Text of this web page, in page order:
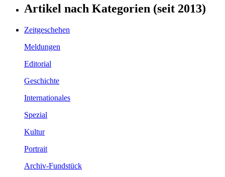
Artikel nach Kategorien (seit 2013)
Zeitgeschehen
Meldungen
Editorial
Geschichte
Internationales
Spezial
Kultur
Portrait
Archiv-Fundstück